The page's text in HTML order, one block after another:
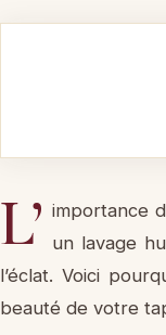
L’ importance
un lavage
l’éclat. Voici
beauté de votre